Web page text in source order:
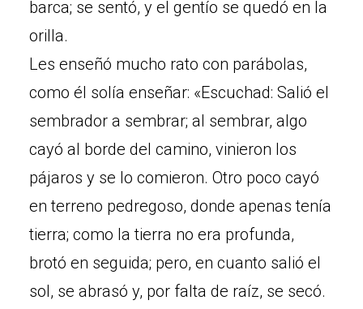
barca; se sentó, y el gentío se quedó en la
orilla.
Les enseñó mucho rato con parábolas,
como él solía enseñar: «Escuchad: Salió el
sembrador a sembrar; al sembrar, algo
cayó al borde del camino, vinieron los
pájaros y se lo comieron. Otro poco cayó
en terreno pedregoso, donde apenas tenía
tierra; como la tierra no era profunda,
brotó en seguida; pero, en cuanto salió el
sol, se abrasó y, por falta de raíz, se secó.